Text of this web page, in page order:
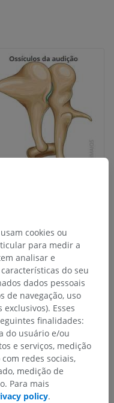
>
cookies ou
para medir a
analisar e
do seu
dados pessoais
de navegação, uso
Esses
finalidades:
do usuário e/ou
e serviços, medição
redes sociais,
medição de
Para mais
policy.